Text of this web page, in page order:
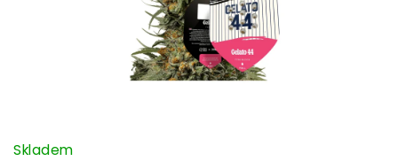
Skladem